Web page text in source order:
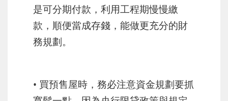
是可分期付款，利用工程期慢慢繳
款，順便當成存錢，能做更充分的財
務規劃。
• 買預售屋時，務必注意資金規劃要抓